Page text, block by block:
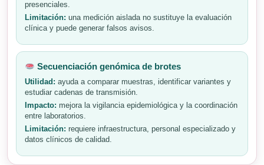
presenciales.
Limitación: una medición aislada no sustituye la evaluación
clínica y puede generar falsos avisos.
Secuenciación genómica de brotes
Utilidad: ayuda a comparar muestras, identificar variantes y
estudiar cadenas de transmisión.
Impacto: mejora la vigilancia epidemiológica y la coordinación
entre laboratorios.
Limitación: requiere infraestructura, personal especializado y
datos clínicos de calidad.